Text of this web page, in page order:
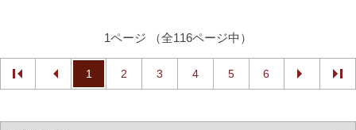
1ページ （全116ページ中）
1 2 3 4 5 6